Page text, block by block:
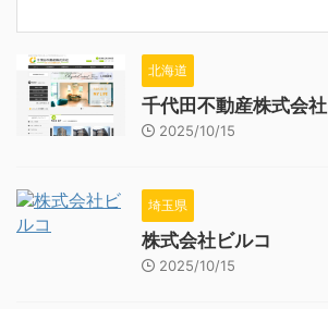
北海道
千代田不動産株式会社
2025/10/15
埼玉県
株式会社ビルコ
2025/10/15